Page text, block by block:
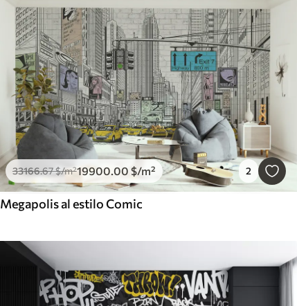
33166.67$/m²19900.00 $/m² 2
Megapolis al estilo Comic